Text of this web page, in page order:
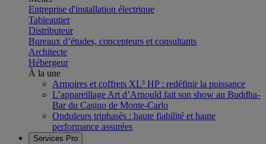
Entreprise d'installation électrique
Tableautier
Distributeur
Bureaux d’études, concepteurs et consultants
Architecte
Hébergeur
À la une
Armoires et coffrets XL³ HP : redéfinir la puissance
L’appareillage Art d’Arnould fait son show au Buddha-
Bar du Casino de Monte-Carlo
Onduleurs triphasés : haute fiabilité et haute
performance assurées
Services Pro